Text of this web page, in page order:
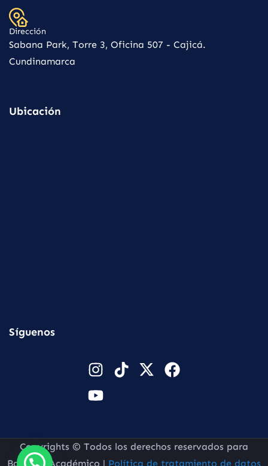
Dirección
Sabana Park, Torre 3, Oficina 507 - Cajicá.
Cundinamarca
Ubicación
Síguenos
Copyrights © Todos los derechos reservados para
Baluarte Académico | Política de tratamiento de datos